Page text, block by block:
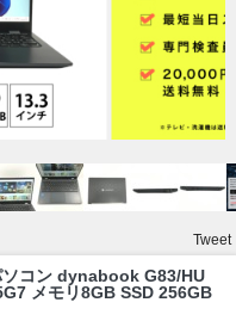
Tweet
ソコン dynabook G83/HU
メモリ8GB SSD 256GB